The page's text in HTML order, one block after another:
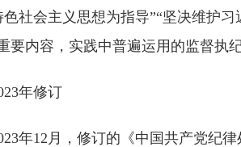
色社会主义思想为指导”“坚决维护
要内容，实践中普遍运用的监督执
年修订
12月，修订的《中国共产党纪律